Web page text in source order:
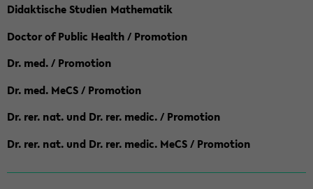
Didaktische Studien Mathematik
Doctor of Public Health / Promotion
Dr. med. / Promotion
Dr. med. MeCS / Promotion
Dr. rer. nat. und Dr. rer. medic. / Promotion
Dr. rer. nat. und Dr. rer. medic. MeCS / Promotion